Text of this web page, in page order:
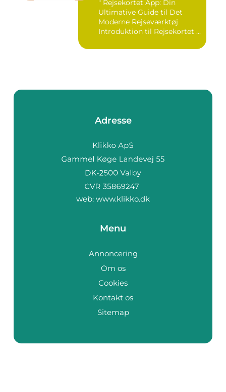
" Rejsekortet App: Din
Ultimative Guide til Det
Moderne Rejseværktøj
Introduktion til Rejsekortet ...
Adresse
web: www.klikko.dk
Menu
Annoncering
Om os
Cookies
Kontakt os
Sitemap